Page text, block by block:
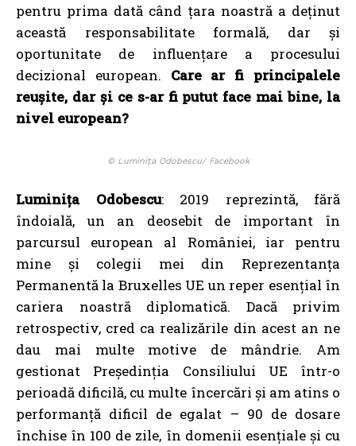
pentru prima dată când țara noastră a deținut
această responsabilitate formală, dar și
oportunitate de influențare a procesului
decizional european. Care ar fi principalele
reușite, dar și ce s-ar fi putut face mai bine, la
nivel european?
© Luminița Odobescu/ Facebook
Luminița Odobescu: 2019 reprezintă, fără
îndoială, un an deosebit de important în
parcursul european al României, iar pentru
mine și colegii mei din Reprezentanța
Permanentă la Bruxelles UE un reper esențial în
cariera noastră diplomatică. Dacă privim
retrospectiv, cred ca realizările din acest an ne
dau mai multe motive de mândrie. Am
gestionat Președinția Consiliului UE într-o
perioadă dificilă, cu multe încercări și am atins o
performanță dificil de egalat – 90 de dosare
închise în 100 de zile, în domenii esențiale și cu